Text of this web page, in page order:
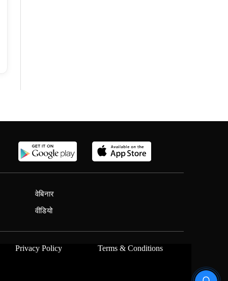
वेबिनार
वीडियो
Privacy Policy Terms & Conditions